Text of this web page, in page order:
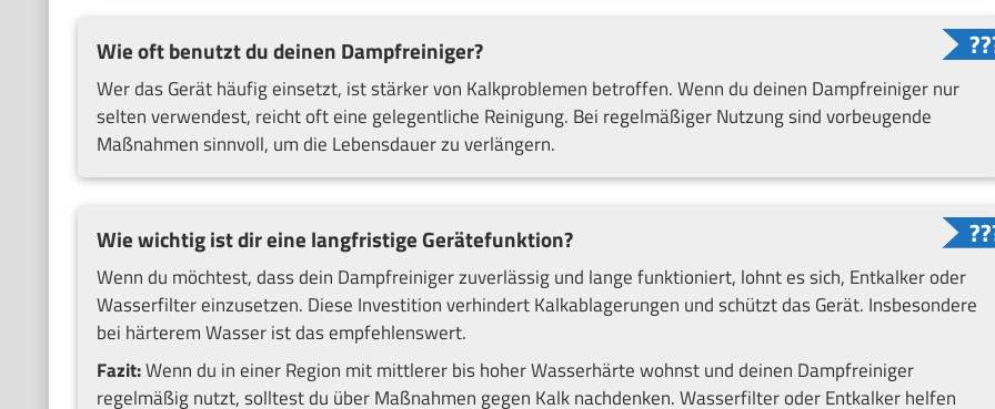
Wie oft benutzt du deinen Dampfreiniger?
Wer das Gerät häufig einsetzt, ist stärker von Kalkproblemen betroffen. Wenn du deinen Dampfreiniger nur
selten verwendest, reicht oft eine gelegentliche Reinigung. Bei regelmäßiger Nutzung sind vorbeugende
Maßnahmen sinnvoll, um die Lebensdauer zu verlängern.
Wie wichtig ist dir eine langfristige Gerätefunktion?
Wenn du möchtest, dass dein Dampfreiniger zuverlässig und lange funktioniert, lohnt es sich, Entkalker oder
Wasserfilter einzusetzen. Diese Investition verhindert Kalkablagerungen und schützt das Gerät. Insbesondere
bei härterem Wasser ist das empfehlenswert.
Fazit:Wenn du in einer Region mit mittlerer bis hoher Wasserhärte wohnst und deinen Dampfreiniger
regelmäßig nutzt, solltest du über Maßnahmen gegen Kalk nachdenken. Wasserfilter oder Entkalker helfen